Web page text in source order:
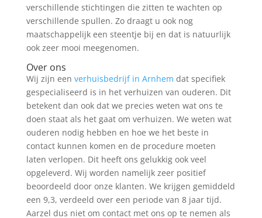
verschillende stichtingen die zitten te wachten op
verschillende spullen. Zo draagt u ook nog
maatschappelijk een steentje bij en dat is natuurlijk
ook zeer mooi meegenomen.
Over ons
Wij zijn een verhuisbedrijf in Arnhem dat specifiek
gespecialiseerd is in het verhuizen van ouderen. Dit
betekent dan ook dat we precies weten wat ons te
doen staat als het gaat om verhuizen. We weten wat
ouderen nodig hebben en hoe we het beste in
contact kunnen komen en de procedure moeten
laten verlopen. Dit heeft ons gelukkig ook veel
opgeleverd. Wij worden namelijk zeer positief
beoordeeld door onze klanten. We krijgen gemiddeld
een 9,3, verdeeld over een periode van 8 jaar tijd.
Aarzel dus niet om contact met ons op te nemen als